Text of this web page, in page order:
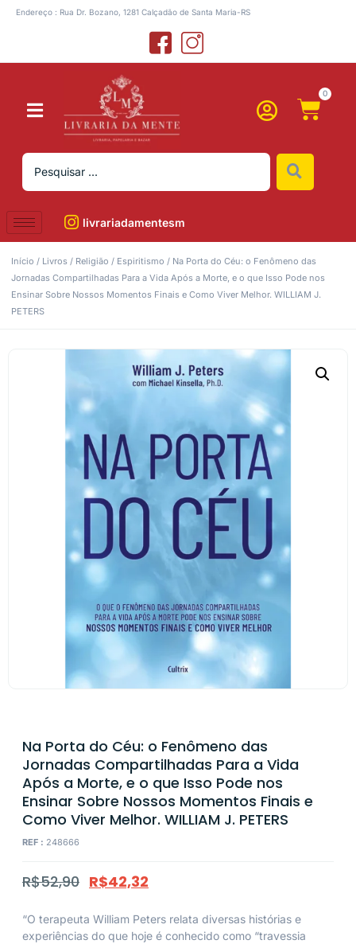
Endereço : Rua Dr. Bozano, 1281 Calçadão de Santa Maria-RS
0
livrariadamentesm
Início / Livros / Religião / Espiritismo / Na Porta do Céu: o Fenômeno das
Jornadas Compartilhadas Para a Vida Após a Morte, e o que Isso Pode nos
Ensinar Sobre Nossos Momentos Finais e Como Viver Melhor. WILLIAM J.
PETERS
Na Porta do Céu: o Fenômeno das
Jornadas Compartilhadas Para a Vida
Após a Morte, e o que Isso Pode nos
Ensinar Sobre Nossos Momentos Finais e
Como Viver Melhor. WILLIAM J. PETERS
REF : 248666
R$52,90 R$42,32
“O terapeuta William Peters relata diversas histórias e
experiências do que hoje é conhecido como “travessia